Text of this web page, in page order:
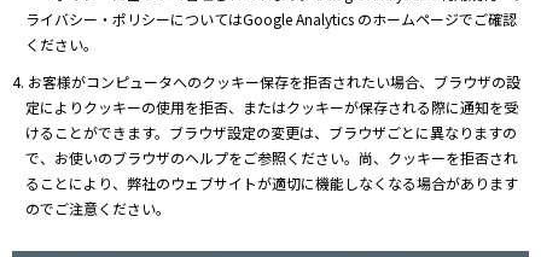
ライバシー・ポリシーについてはGoogle Analytics のホームページでご確認
ください。
4. お客様がコンピュータへのクッキー保存を拒否されたい場合、ブラウザの設
定によりクッキーの使用を拒否、またはクッキーが保存される際に通知を受
けることができます。ブラウザ設定の変更は、ブラウザごとに異なりますの
で、お使いのブラウザのヘルプをご参照ください。尚、クッキーを拒否され
ることにより、弊社のウェブサイトが適切に機能しなくなる場合があります
のでご注意ください。